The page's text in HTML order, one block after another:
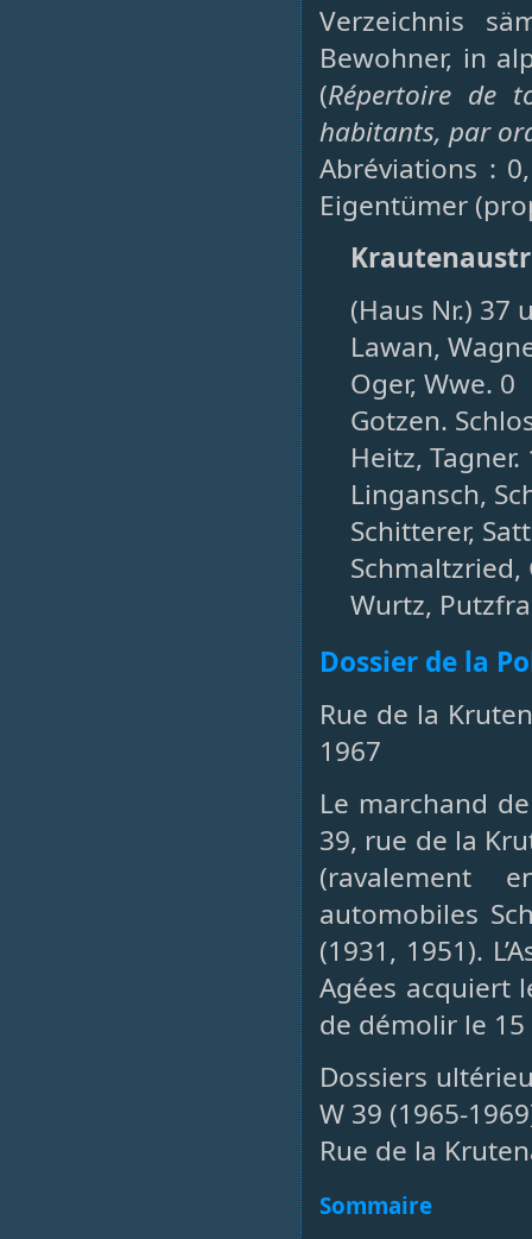
Verzeichnis
Bewohner, in
(Répertoire de
habitants, par
Abréviations :
Eigentümer
(Haus Nr.) 37
Lawan,
Oger, Wwe. 0
Gotzen.
Heitz, Tagner.
Lingansch,
Schitterer,
Wurtz,
Dossier de la
Rue de la
1967
Le marchand
39, rue de la
(ravalement
automobiles
(1931, 1951).
Agées acquiert
de démolir le
Dossiers
W 39 (1965-
Rue de la
Sommaire